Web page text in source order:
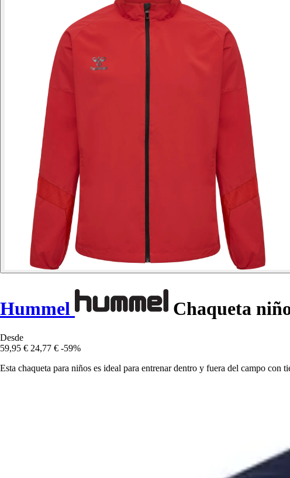
Hummel Chaqueta
Desde
59,95 € 24,77 € -59%
Esta chaqueta para niños es ideal para entrenar dentro y fuera del campo